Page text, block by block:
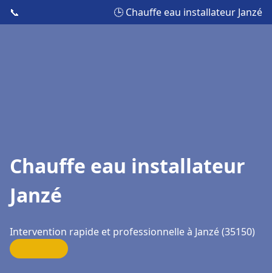
📞 🕒 Chauffe eau installateur Janzé
Chauffe eau installateur
Janzé
Intervention rapide et professionnelle à Janzé (35150)